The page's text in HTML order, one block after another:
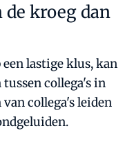
de kroeg dan
lastige klus, kan
collega's in
collega's leiden